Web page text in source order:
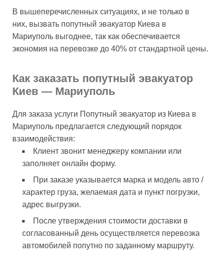
В вышеперечисленных ситуациях, и не только в
них, вызвать попутный эвакуатор Киева в
Мариуполь выгоднее, так как обеспечивается
экономия на перевозке до 40% от стандартной цены.
Как заказать попутный эвакуатор
Киев — Мариуполь
Для заказа услуги Попутный эвакуатор из Киева в
Мариуполь предлагается следующий порядок
взаимодействия:
Клиент звонит менеджеру компании или
заполняет онлайн форму.
При заказе указывается марка и модель авто /
характер груза, желаемая дата и пункт погрузки,
адрес выгрузки.
После утверждения стоимости доставки в
согласованный день осуществляется перевозка
автомобилей попутно по заданному маршруту.